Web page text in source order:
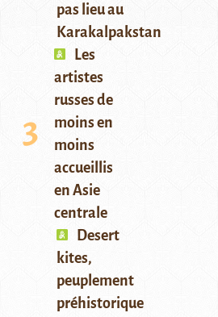
pas lieu au
Karakalpakstan
Les
artistes
russes de
moins en
moins
accueillis
en Asie
centrale
Desert
kites,
peuplement
préhistorique